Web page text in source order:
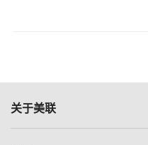
关于美联